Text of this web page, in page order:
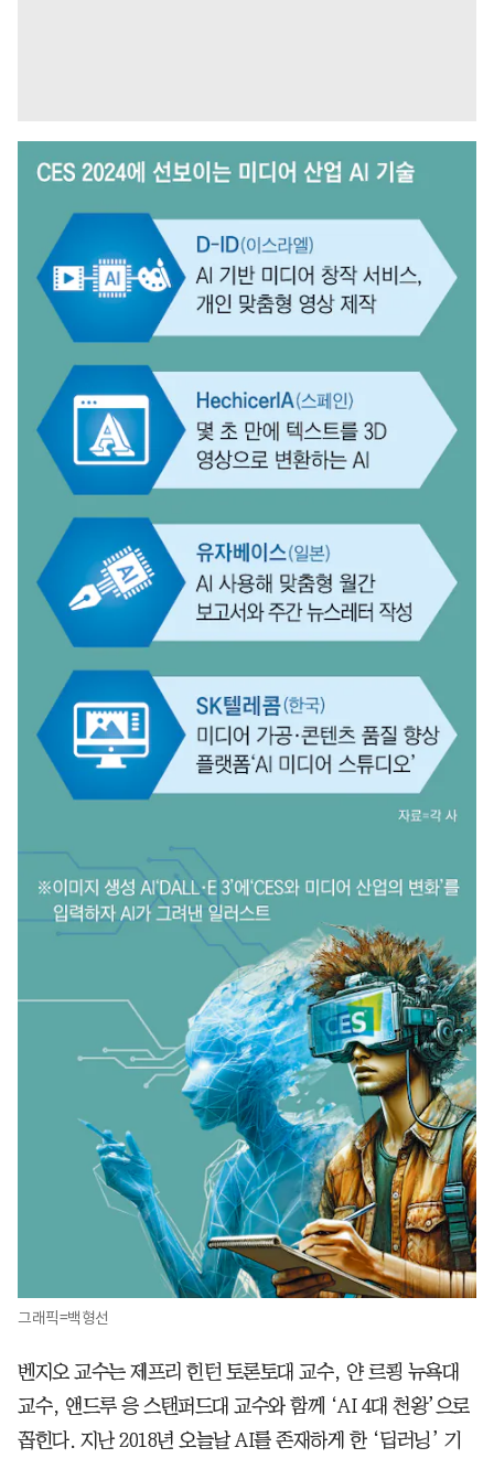
그래픽=백형선
벤지오 교수는 제프리 힌턴 토론토대 교수, 얀 르쾽 뉴욕대
교수, 앤드루 응 스탠퍼드대 교수와 함께 ‘AI 4대 천왕’으로
꼽힌다. 지난 2018년 오늘날 AI를 존재하게 한 ‘딥러닝’ 기